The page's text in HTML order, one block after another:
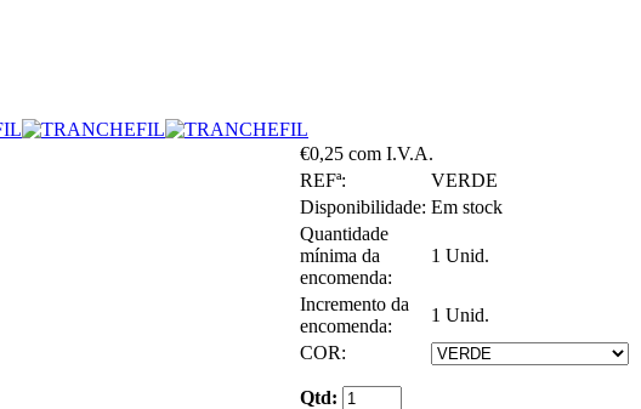
€0,25 com I.V.A.
REFª:
VERDE
Disponibilidade: Em stock
Quantidade
mínima da
encomenda:
1 Unid.
Incremento da
encomenda:
1 Unid.
COR:
Qtd: